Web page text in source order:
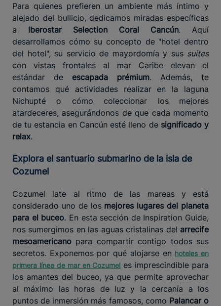
Para quienes prefieren un ambiente más íntimo y
alejado del bullicio, dedicamos miradas específicas
a Iberostar Selection Coral Cancún. Aquí
desarrollamos cómo su concepto de "hotel dentro
del hotel", su servicio de mayordomía y sus suites
con vistas frontales al mar Caribe elevan el
estándar de escapada prémium. Además, te
contamos qué actividades realizar en la laguna
Nichupté o cómo coleccionar los mejores
atardeceres, asegurándonos de que cada momento
de tu estancia en Cancún esté lleno designificado y
relax.
Explora el santuario submarino de la isla de
Cozumel
Cozumel late al ritmo de las mareas y está
considerado uno de losmejores lugares del planeta
para el buceo. En esta sección de Inspiration Guide,
nos sumergimos en las aguas cristalinas del arrecife
mesoamericano para compartir contigo todos sus
secretos. Exponemos por qué alojarse en hoteles en
primera línea de mar en Cozumel es imprescindible para
los amantes del buceo, ya que permite aprovechar
al máximo las horas de luz y la cercanía a los
puntos de inmersión más famosos, como Palancar o